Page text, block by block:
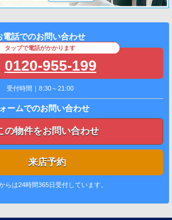
電話でのお問い合わせ
タップで電話がかかります
0120-955-199
受付時間｜8:30～21:00
ームでのお問い合わせ
の物件をお問い合わせ
来店予約
らは24時間365日受付しています。